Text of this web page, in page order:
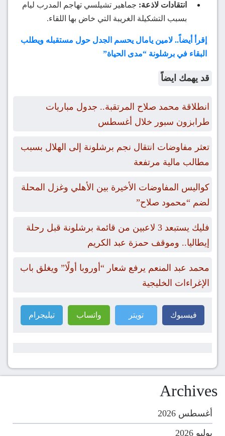
انتقادات لاذعة: جماهير تشيلسي تهاجم المدرب ليام
بسبب التشكيلة الغريبة التي خاض بها اللقاء.
إقرأ أيضاً.. لامين يامال يحسم الجدل حول مستقبله ويطلب
البقاء في برشلونة “مدى الحياة”
قد يهمك ايضاً
انطلاقة محمد صلاح المرتقبة.. جدول مباريات
طرابزون سبور خلال أغسطس
تعثر مفاوضات انتقال نجم برشلونة إلى الهلال بسبب
مطالب مالية مرتفعة
كواليس المفاوضات الأخيرة بين الأهلي وغزل المحلة
لضم “محمود صلاح”
فليك يستبعد 3 لاعبين من قائمة برشلونة قبل رحلة
إيطاليا.. وموقف حمزة عبد الكريم
محمد عبد المنعم يرفع شعار “أوروبا أولًا” ويغلق باب
الإغراءات الخليجية
فيسبوك تويتر واتساب تيليجرام
Archives
أغسطس 2026
يوليو 2026